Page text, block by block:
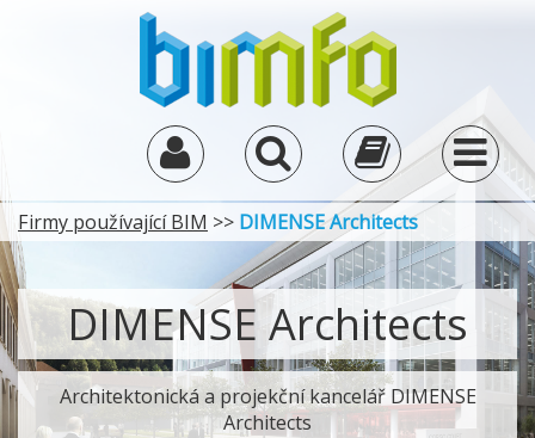
Firmy používající BIM >> DIMENSE Architects
DIMENSE Architects
Architektonická a projekční kancelář DIMENSE
Architects